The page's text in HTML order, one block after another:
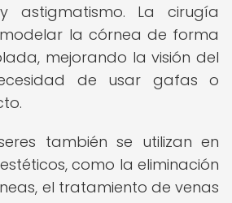
astigmatismo. La cirugía
la córnea de forma
mejorando la visión del
de usar gafas o
también se utilizan en
como la eliminación
el tratamiento de venas